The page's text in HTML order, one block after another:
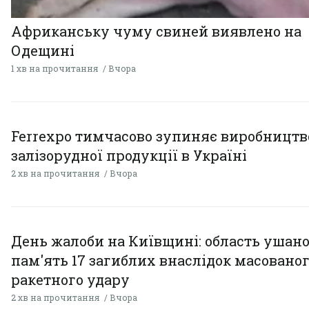
Африканську чуму свиней виявлено на
Одещині
1 хв на прочитання Вчора
Ferrexpo тимчасово зупиняє
залізорудної продукції в Україні
2 хв на прочитання Вчора
День жалоби на Київщині: область
пам'ять 17 загиблих внаслідок
ракетного удару
2 хв на прочитання Вчора